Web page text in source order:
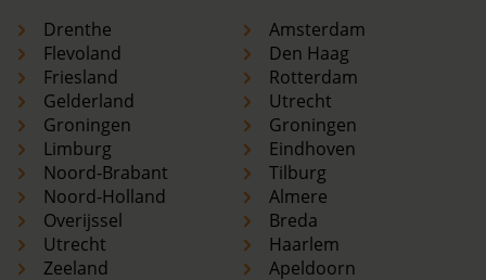
Drenthe
Flevoland
Friesland
Gelderland
Groningen
Limburg
Noord-Brabant
Noord-Holland
Overijssel
Utrecht
Zeeland
Amsterdam
Den Haag
Rotterdam
Utrecht
Groningen
Eindhoven
Tilburg
Almere
Breda
Haarlem
Apeldoorn